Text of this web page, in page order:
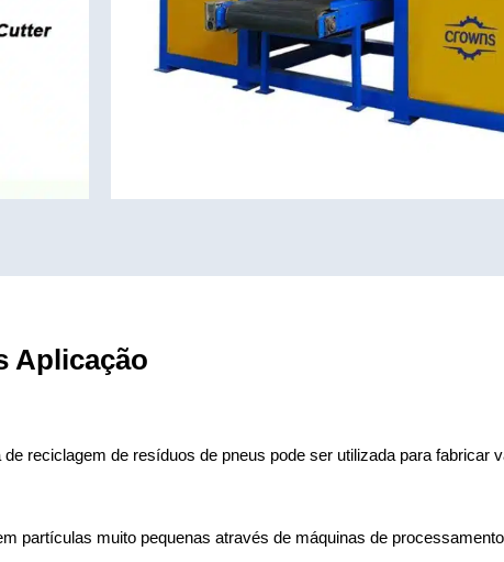
Aplicação
reciclagem de resíduos de pneus pode ser utilizada para fabricar
partículas muito pequenas através de máquinas de